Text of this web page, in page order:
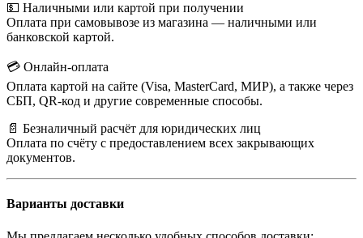
💵 Наличными или картой при получении
Оплата при самовывозе из магазина — наличными или
банковской картой.
💳 Онлайн-оплата
Оплата картой на сайте (Visa, MasterCard, МИР), а также через
СБП, QR-код и другие современные способы.
📄 Безналичный расчёт для юридических лиц
Оплата по счёту с предоставлением всех закрывающих
документов.
Варианты доставки